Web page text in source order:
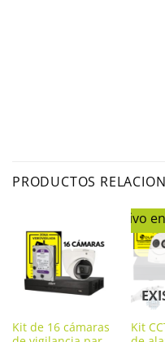
PRODUCTOS
Kit de 16 cámaras
⭐ Exclusivo
Kit